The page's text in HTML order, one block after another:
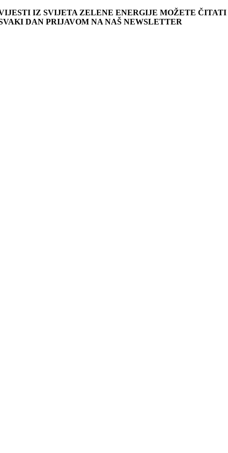
IZ SVIJETA ZELENE ENERGIJE MOŽETE ČITATI
DAN PRIJAVOM NA NAŠ NEWSLETTER